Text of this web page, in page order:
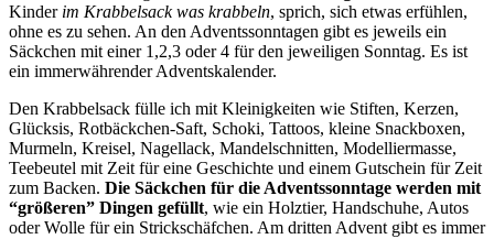
Kinder im Krabbelsack was krabbeln, sprich, sich etwas erfühlen,
ohne es zu sehen. An den Adventssonntagen gibt es jeweils ein
Säckchen mit einer 1,2,3 oder 4 für den jeweiligen Sonntag. Es ist
ein immerwährender Adventskalender.
Den Krabbelsack fülle ich mit Kleinigkeiten wie Stiften, Kerzen,
Glücksis, Rotbäckchen-Saft, Schoki, Tattoos, kleine Snackboxen,
Murmeln, Kreisel, Nagellack, Mandelschnitten, Modelliermasse,
Teebeutel mit Zeit für eine Geschichte und einem Gutschein für Zeit
zum Backen. Die Säckchen für die Adventssonntage werden mit
“größeren” Dingen gefüllt, wie ein Holztier, Handschuhe, Autos
oder Wolle für ein Strickschäfchen. Am dritten Advent gibt es immer